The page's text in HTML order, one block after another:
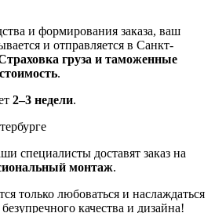
и формирования заказа, ваш
и отправляется в Санкт-
груза и таможенные
.
2–3 недели.
специалисты доставят заказ на
монтаж.
только любоваться и наслаждаться
качества и дизайна!